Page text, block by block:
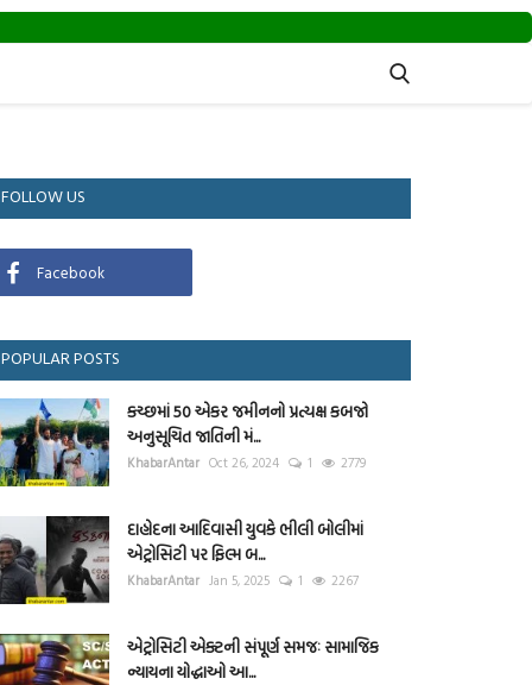
FOLLOW US
Facebook
POPULAR POSTS
કચ્છમાં 50 એકર જમીનનો પ્રત્યક્ષ કબજો
અનુસૂચિત જાતિની મં...
KhabarAntar Oct 26, 2024 1 2779
દાહોદના આદિવાસી યુવકે ભીલી બોલીમાં
એટ્રોસિટી પર ફિલ્મ બ...
KhabarAntar Jan 5, 2025 1 2267
એટ્રોસિટી એક્ટની સંપૂર્ણ સમજઃ સામાજિક
ન્યાયના યોદ્ધાઓ આ...